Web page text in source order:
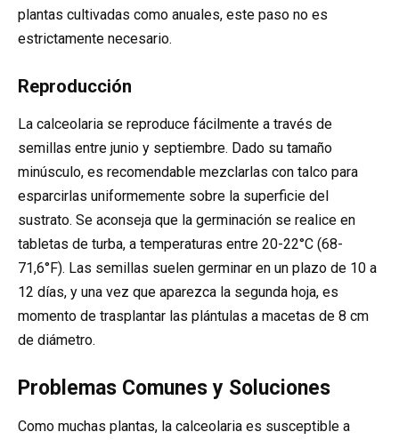
plantas cultivadas como anuales, este paso no es
estrictamente necesario.
Reproducción
La calceolaria se reproduce fácilmente a través de
semillas entre junio y septiembre. Dado su tamaño
minúsculo, es recomendable mezclarlas con talco para
esparcirlas uniformemente sobre la superficie del
sustrato. Se aconseja que la germinación se realice en
tabletas de turba, a temperaturas entre 20-22°C (68-
71,6°F). Las semillas suelen germinar en un plazo de 10 a
12 días, y una vez que aparezca la segunda hoja, es
momento de trasplantar las plántulas a macetas de 8 cm
de diámetro.
Problemas Comunes y Soluciones
Como muchas plantas, la calceolaria es susceptible a